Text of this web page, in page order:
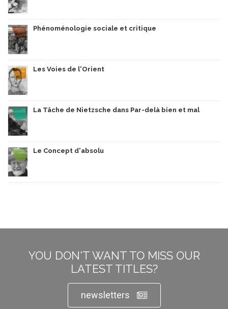
Phénoménologie sociale et critique
Les Voies de l'Orient
La Tâche de Nietzsche dans Par-delà bien et mal
Le Concept d'absolu
YOU DON'T WANT TO MISS OUR
LATEST TITLES?
newsletters